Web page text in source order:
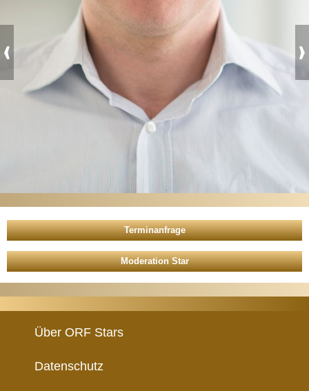
Moderation Star
Über ORF Stars
Datenschutz